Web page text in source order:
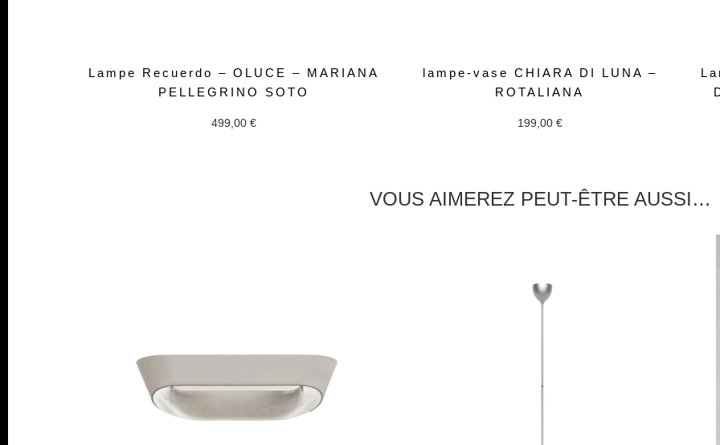
Lampe Recuerdo – OLUCE – MARIANA
PELLEGRINO SOTO
499,00 €
lampe-vase CHIARA DI LUNA –
ROTALIANA
199,00 €
VOUS AIMEREZ PEUT-ÊTRE AUSSI…